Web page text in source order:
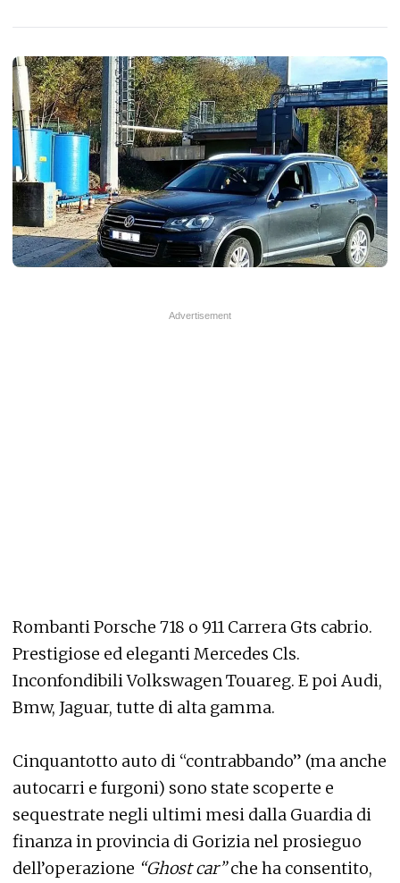
Rombanti Porsche 718 o 911 Carrera Gts cabrio.
Prestigiose ed eleganti Mercedes Cls.
Inconfondibili Volkswagen Touareg. E poi Audi,
Bmw, Jaguar, tutte di alta gamma.
Cinquantotto auto di “contrabbando” (ma anche
autocarri e furgoni) sono state scoperte e
sequestrate negli ultimi mesi dalla Guardia di
finanza in provincia di Gorizia nel prosieguo
dell’operazione “Ghost car”che ha consentito,